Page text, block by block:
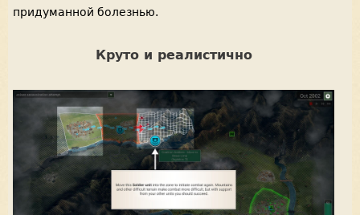
придуманной болезнью.
Круто и реалистично